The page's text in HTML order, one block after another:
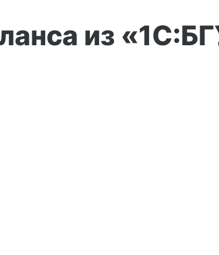
из